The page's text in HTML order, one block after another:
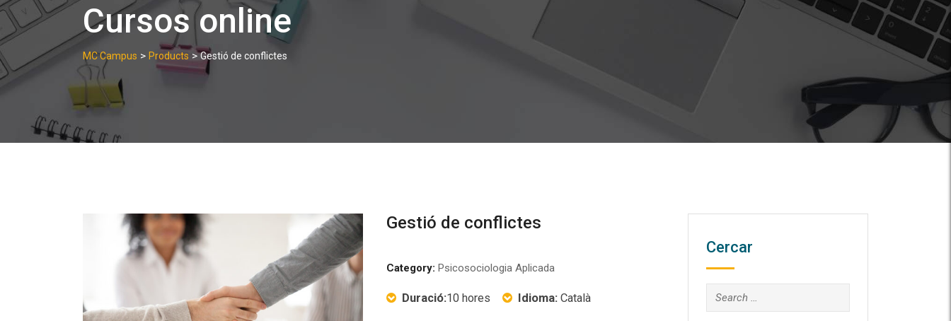
Cursos online
MC Campus > Products >Gestió de conflictes
Gestió de conflictes
Category: Psicosociologia Aplicada
Duració:10 hores Idioma: Català
Cercar
Search
for: